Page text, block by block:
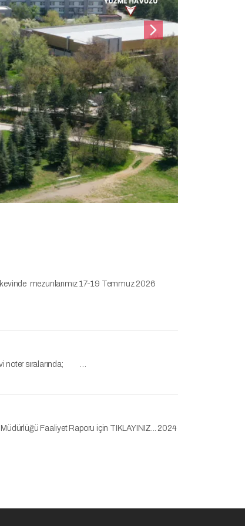
Sonraki
mezunlarımız 17-19 Temmuz 2026
noter sıralarında; …
Müdürlüğü Faaliyet Raporu için TIKLAYINIZ... 2024